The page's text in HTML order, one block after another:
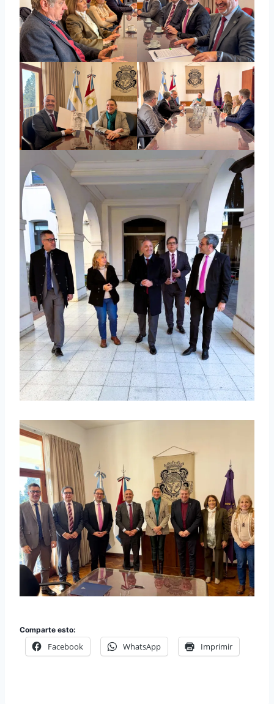
Comparte esto:
Facebook WhatsApp Imprimir